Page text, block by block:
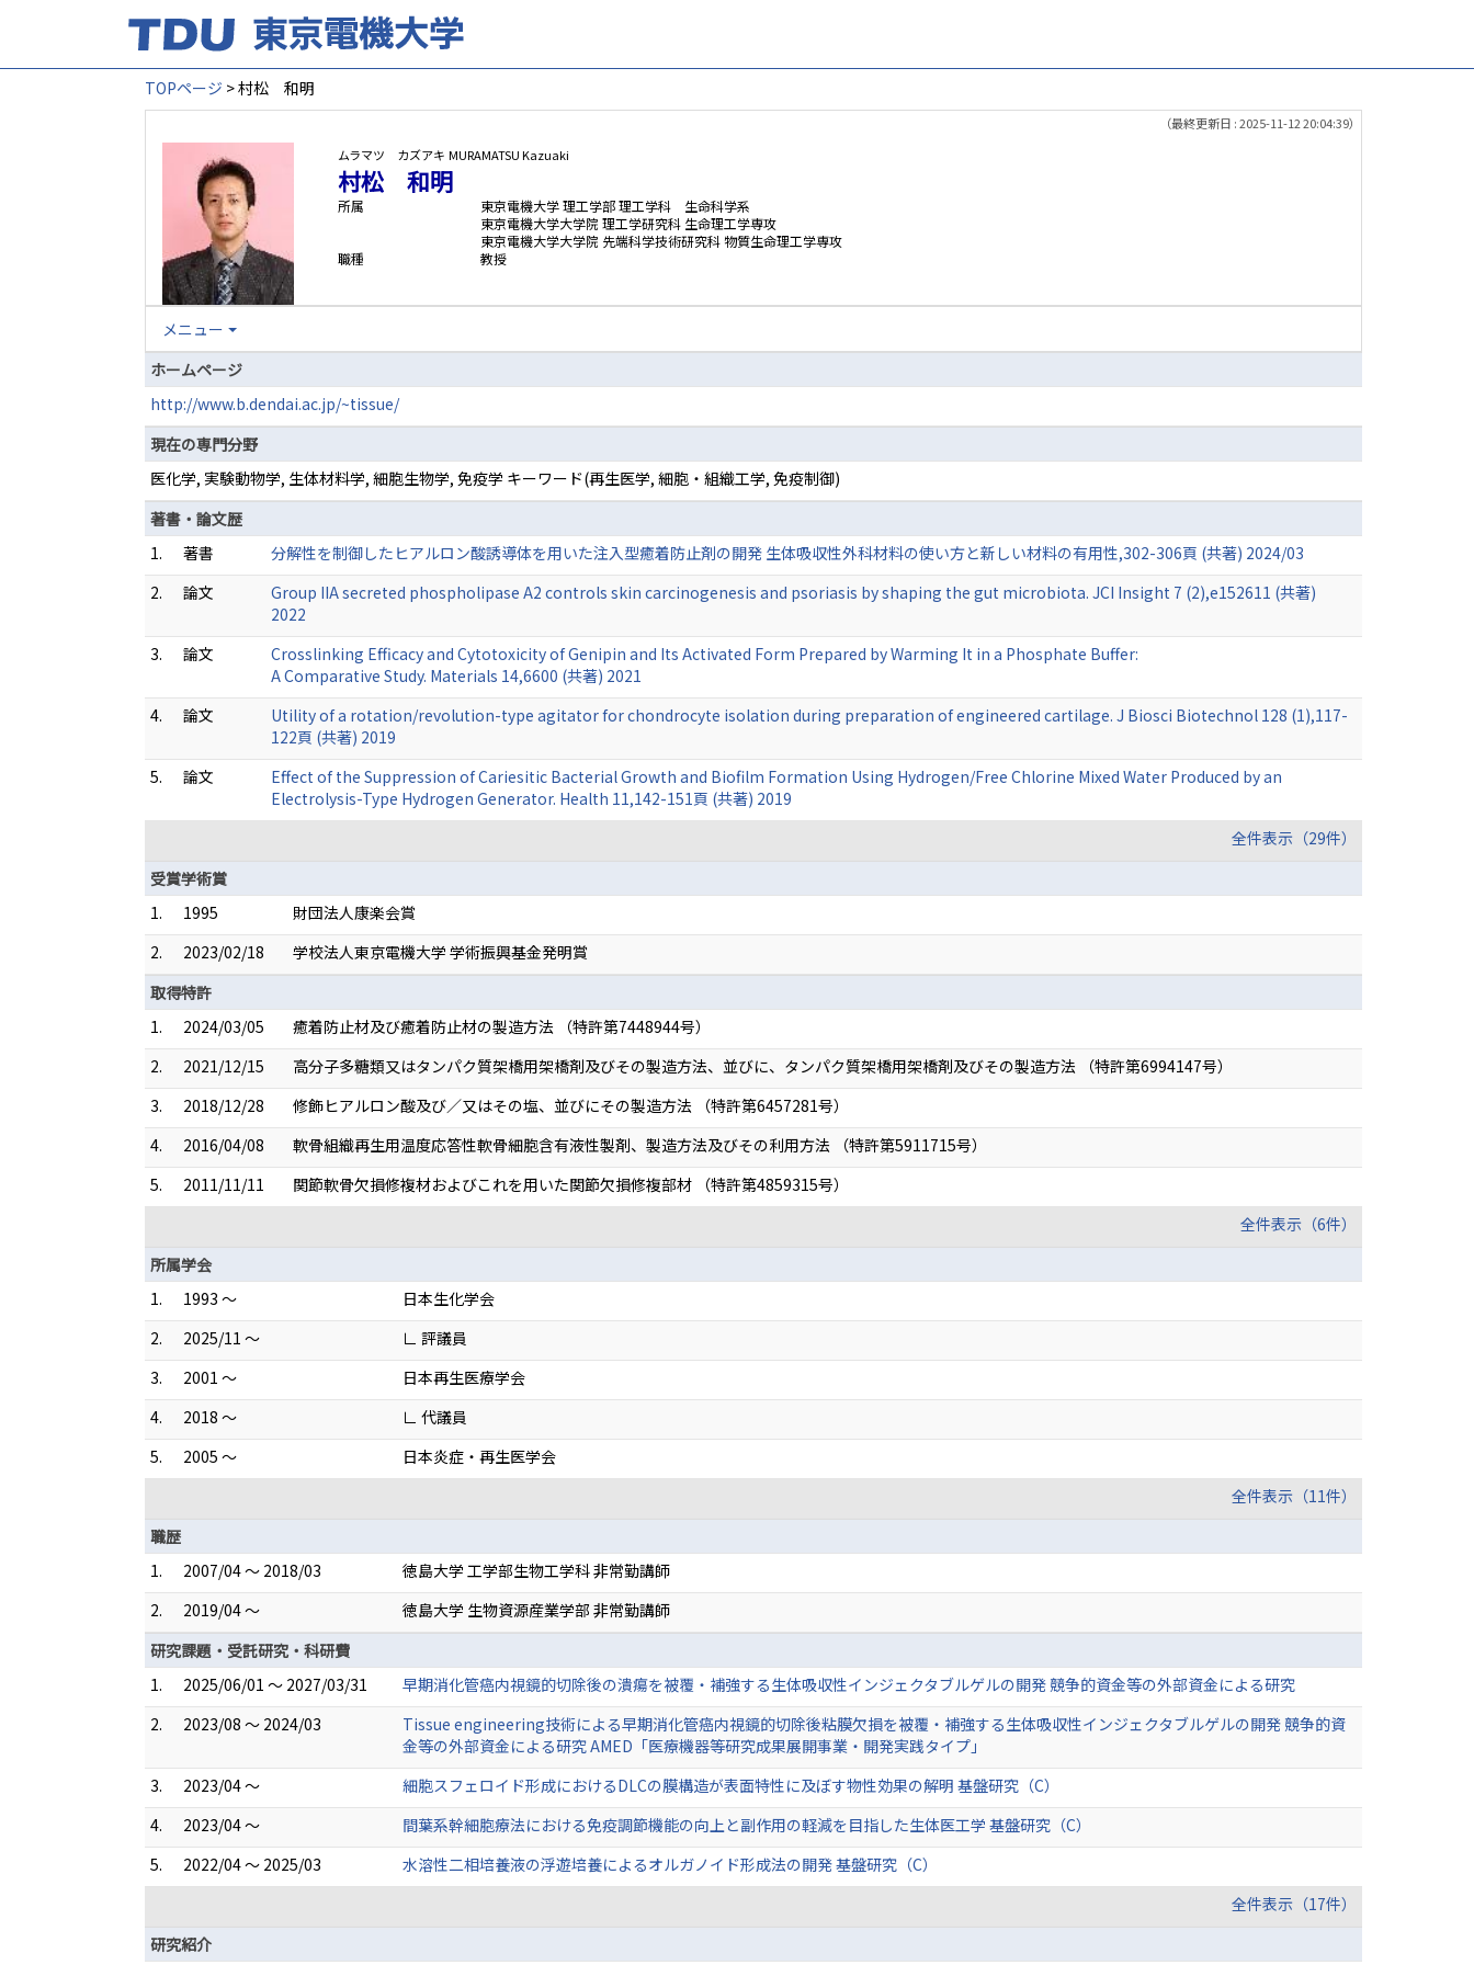
TOPページ > 村松 和明
（最終更新日 : 2025-11-12 20:04:39）
ムラマツ カズアキ MURAMATSU Kazuaki
村松 和明
所属
東京電機大学 理工学部 理工学科 生命科学系
東京電機大学大学院 理工学研究科 生命理工学専攻
東京電機大学大学院 先端科学技術研究科 物質生命理工学専攻
職種
教授
メニュー
ホームページ
http://www.b.dendai.ac.jp/~tissue/
現在の専門分野
医化学, 実験動物学, 生体材料学, 細胞生物学, 免疫学 キーワード(再生医学, 細胞・組織工学, 免疫制御)
著書・論文歴
1.
著書
分解性を制御したヒアルロン酸誘導体を用いた注入型癒着防止剤の開発 生体吸収性外科材料の使い方と新しい材料の有用性,302-306頁 (共著) 2024/03
2.
論文
Group IIA secreted phospholipase A2 controls skin carcinogenesis and psoriasis by shaping the gut microbiota. JCI Insight 7 (2),e152611 (共著)
2022
3.
論文
Crosslinking Efficacy and Cytotoxicity of Genipin and Its Activated Form Prepared by Warming It in a Phosphate Buffer:
A Comparative Study. Materials 14,6600 (共著) 2021
4.
論文
Utility of a rotation/revolution-type agitator for chondrocyte isolation during preparation of engineered cartilage. J Biosci Biotechnol 128 (1),117-
122頁 (共著) 2019
5.
論文
Effect of the Suppression of Cariesitic Bacterial Growth and Biofilm Formation Using Hydrogen/Free Chlorine Mixed Water Produced by an
Electrolysis-Type Hydrogen Generator. Health 11,142-151頁 (共著) 2019
全件表示（29件）
受賞学術賞
1.
1995
財団法人康楽会賞
2.
2023/02/18
学校法人東京電機大学 学術振興基金発明賞
取得特許
1.
2024/03/05
癒着防止材及び癒着防止材の製造方法 （特許第7448944号）
2.
2021/12/15
高分子多糖類又はタンパク質架橋用架橋剤及びその製造方法、並びに、タンパク質架橋用架橋剤及びその製造方法 （特許第6994147号）
3.
2018/12/28
修飾ヒアルロン酸及び／又はその塩、並びにその製造方法 （特許第6457281号）
4.
2016/04/08
軟骨組織再生用温度応答性軟骨細胞含有液性製剤、製造方法及びその利用方法 （特許第5911715号）
5.
2011/11/11
関節軟骨欠損修複材およびこれを用いた関節欠損修複部材 （特許第4859315号）
全件表示（6件）
所属学会
1.
1993 ～
日本生化学会
2.
2025/11 ～
∟ 評議員
3.
2001 ～
日本再生医療学会
4.
2018 ～
∟ 代議員
5.
2005 ～
日本炎症・再生医学会
全件表示（11件）
職歴
1.
2007/04 ～ 2018/03
徳島大学 工学部生物工学科 非常勤講師
2.
2019/04 ～
徳島大学 生物資源産業学部 非常勤講師
研究課題・受託研究・科研費
1.
2025/06/01 ～ 2027/03/31
早期消化管癌内視鏡的切除後の潰瘍を被覆・補強する生体吸収性インジェクタブルゲルの開発 競争的資金等の外部資金による研究
2.
2023/08 ～ 2024/03
Tissue engineering技術による早期消化管癌内視鏡的切除後粘膜欠損を被覆・補強する生体吸収性インジェクタブルゲルの開発 競争的資
金等の外部資金による研究 AMED「医療機器等研究成果展開事業・開発実践タイプ」
3.
2023/04 ～
細胞スフェロイド形成におけるDLCの膜構造が表面特性に及ぼす物性効果の解明 基盤研究（C）
4.
2023/04 ～
間葉系幹細胞療法における免疫調節機能の向上と副作用の軽減を目指した生体医工学 基盤研究（C）
5.
2022/04 ～ 2025/03
水溶性二相培養液の浮遊培養によるオルガノイド形成法の開発 基盤研究（C）
全件表示（17件）
研究紹介